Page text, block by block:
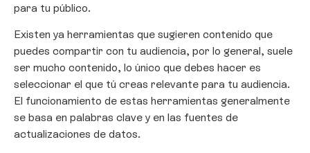
para tu público.
Existen ya herramientas que sugieren contenido que
puedes compartir con tu audiencia, por lo general, suele
ser mucho contenido, lo único que debes hacer es
seleccionar el que tú creas relevante para tu audiencia.
El funcionamiento de estas herramientas generalmente
se basa en palabras clave y en las fuentes de
actualizaciones de datos.